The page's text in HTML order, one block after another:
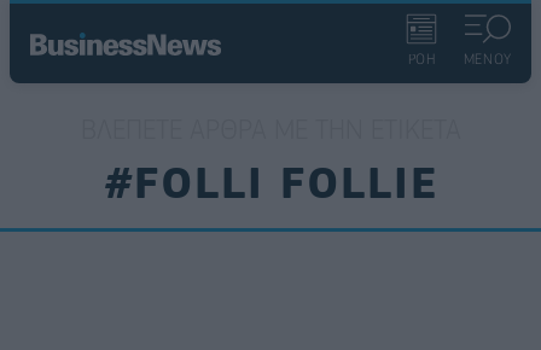
ΡΟΗ ΜΕΝΟΥ
#FOLLI FOLLIE